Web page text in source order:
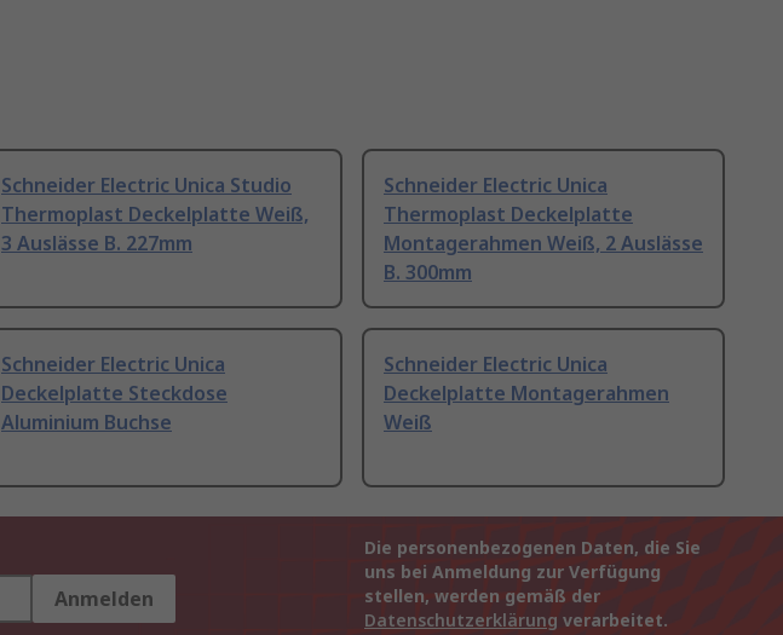
Schneider Electric Unica Studio
Thermoplast Deckelplatte Weiß,
3 Auslässe B. 227mm
Schneider Electric Unica
Thermoplast Deckelplatte
Montagerahmen Weiß, 2 Auslässe
B. 300mm
Schneider Electric Unica
Deckelplatte Steckdose
Aluminium Buchse
Schneider Electric Unica
Deckelplatte Montagerahmen
Weiß
Anmelden
Die personenbezogenen Daten, die Sie
uns bei Anmeldung zur Verfügung
stellen, werden gemäß der
Datenschutzerklärung verarbeitet.